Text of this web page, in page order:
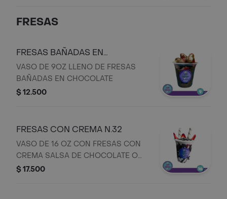
FRESAS
FRESAS BAÑADAS EN
CHOCOLATE N.31
VASO DE 9OZ LLENO DE FRESAS
BAÑADAS EN CHOCOLATE
$ 12.500
FRESAS CON CREMA N.32
VASO DE 16 OZ CON FRESAS CON
CREMA SALSA DE CHOCOLATE O
AREQUIPE QUIPITOS Y BARQUILLOS
$ 17.500